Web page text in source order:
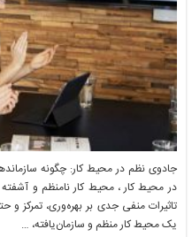
جادوی نظم در محیط کار: چگونه
در محیط کار ، محیط کار نامنظم و آشفته
تاثیرات منفی جدی بر بهره‌وری، تمرکز
یک محیط کار منظم و سازمان‌یافته، …